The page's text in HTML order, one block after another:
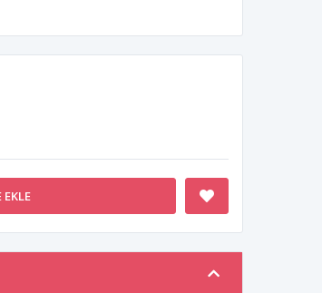
EKLE